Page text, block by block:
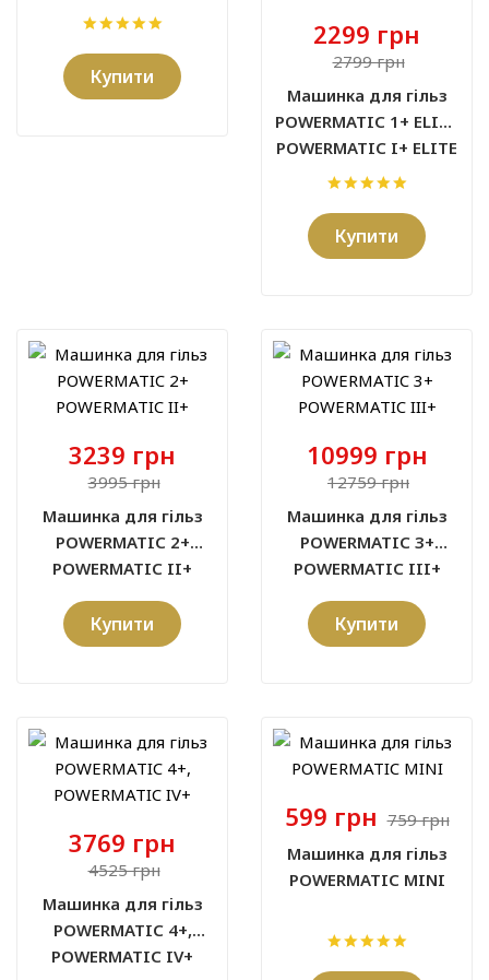
Купити
2299 грн
2799 грн
Машинка для гільз
POWERMATIC 1+ ELITE
POWERMATIC I+ ELITE
Купити
3239 грн
3995 грн
Машинка для гільз
POWERMATIC 2+
POWERMATIC II+
Купити
10999 грн
12759 грн
Машинка для гільз
POWERMATIC 3+
POWERMATIC III+
Купити
3769 грн
4525 грн
Машинка для гільз
POWERMATIC 4+,
POWERMATIC IV+
599 грн 759 грн
Машинка для гільз
POWERMATIC MINI